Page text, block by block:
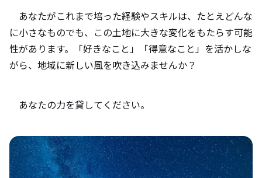
あなたがこれまで培った経験やスキルは、たとえどんな
に小さなものでも、この土地に大きな変化をもたらす可能
性があります。「好きなこと」「得意なこと」を活かしな
がら、地域に新しい風を吹き込みませんか？
あなたの力を貸してください。